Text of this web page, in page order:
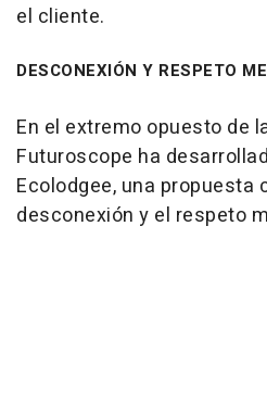
el cliente.
DESCONEXIÓN Y RESPETO
En el extremo opuesto de
Futuroscope ha
Ecolodgee, una propuesta
desconexión y el respeto